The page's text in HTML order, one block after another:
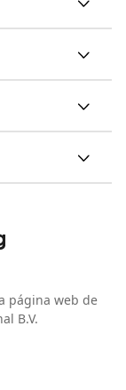
página web de
B.V.